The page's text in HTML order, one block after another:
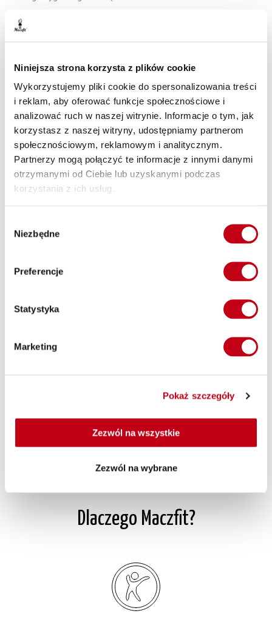
Niniejsza strona korzysta z plików cookie
Wykorzystujemy pliki cookie do spersonalizowania treści
i reklam, aby oferować funkcje społecznościowe i
analizować ruch w naszej witrynie. Informacje o tym, jak
korzystasz z naszej witryny, udostępniamy partnerom
społecznościowym, reklamowym i analitycznym.
Partnerzy mogą połączyć te informacje z innymi danymi
otrzymanymi od Ciebie lub uzyskanymi podczas
korzystania z ich usług.
zgody
Niezbędne
Preferencje
Statystyka
Marketing
Pokaż szczegóły
Zezwól na wszystkie
Zezwól na wybrane
żywieniowych. Gotowe posiłki są skomponowane przez
doświadczonych dietetyków, którzy dbają o to, aby dostarczyć
Ci pełnowartościowe i zróżnicowane posiłki. To doskonała
okazja, aby nauczyć się, jak zbilansować swoją dietę i
wprowadzić zdrowe nawyki żywieniowe do swojego
codziennego życia.
Jak działa catering z dostawą do domu lub
biura?
Zbilansowana dieta prosta do Twojego domu – to wymarzone
zróżnicowane posiłki, które są dostarczane prosto pod Twoje
drzwi. Wszystko, co musisz zrobić, to cieszyć się zdrowym i
czasu na gotowanie to dieta pudełkowa od Maczfit jest
posiłkami bez konieczności wychodzenia z biura,
oszczędzając cenny czas i energię.
Dlaczego Maczfit?